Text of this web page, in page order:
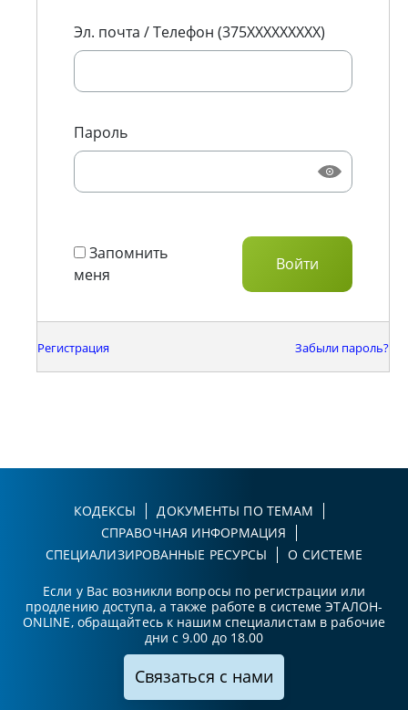
Эл. почта / Телефон (375XXXXXXXXX)
Пароль
Запомнить
меня
Регистрация Забыли пароль?
КОДЕКСЫ
ДОКУМЕНТЫ ПО ТЕМАМ
СПРАВОЧНАЯ ИНФОРМАЦИЯ
СПЕЦИАЛИЗИРОВАННЫЕ РЕСУРСЫ
О СИСТЕМЕ
Если у Вас возникли вопросы по регистрации или
продлению доступа, а также работе в системе ЭТАЛОН-
ONLINE, обращайтесь к нашим специалистам в рабочие
дни с 9.00 до 18.00
Связаться с нами